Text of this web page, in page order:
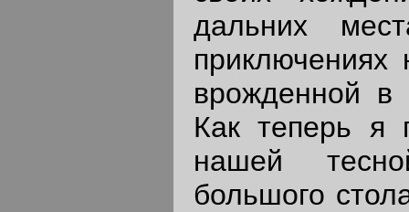
дальних
приключениях
врожденной в
Как теперь я
нашей
большого